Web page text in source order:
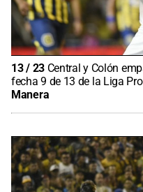
13/ 23 Central y Colón
fecha 9 de 13 de la Liga
Manera